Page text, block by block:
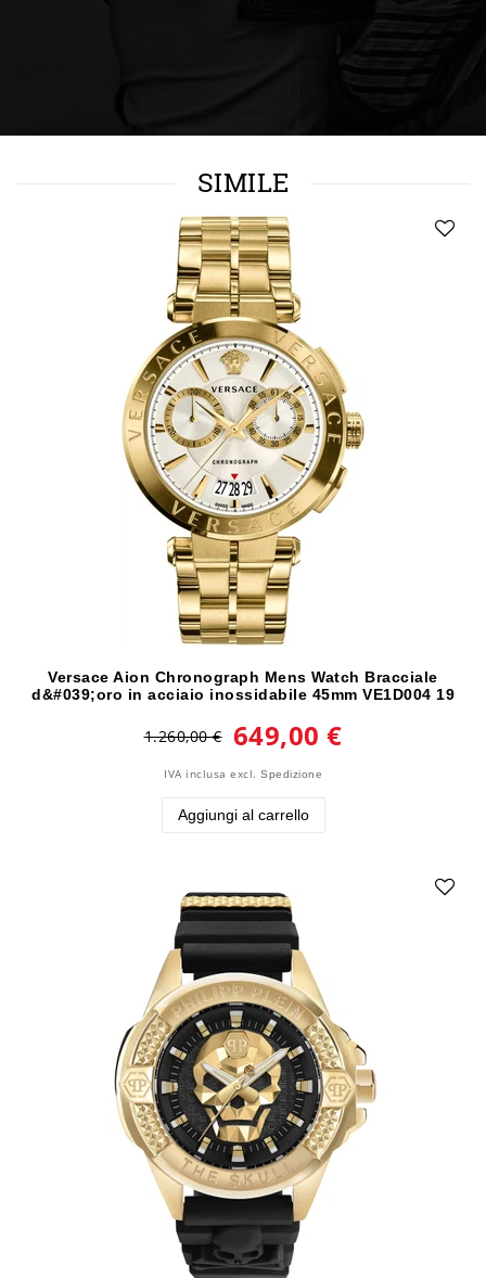
SIMILE
Versace Aion Chronograph Mens Watch Bracciale
d&#039;oro in acciaio inossidabile 45mm VE1D004 19
1.260,00 € 649,00 €
IVA inclusa excl. Spedizione
Aggiungi al carrello